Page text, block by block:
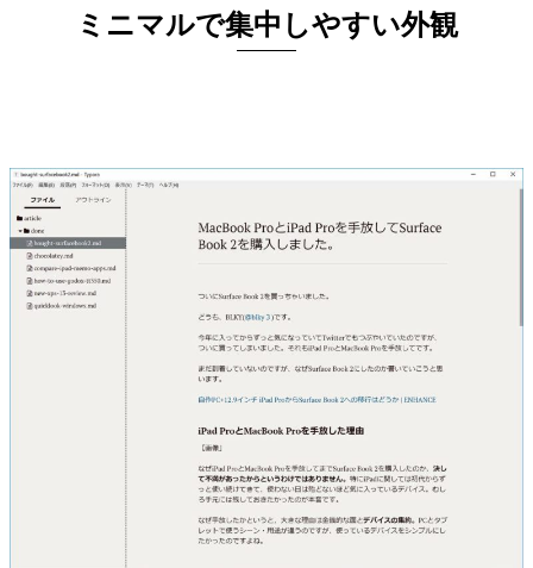
ミニマルで集中しやすい外観